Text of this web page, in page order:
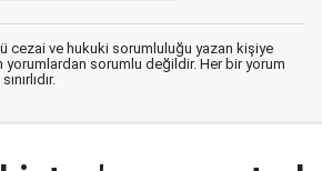
cezai ve hukuki sorumluluğu yazan kişiye
yorumlardan sorumlu değildir. Her bir yorum